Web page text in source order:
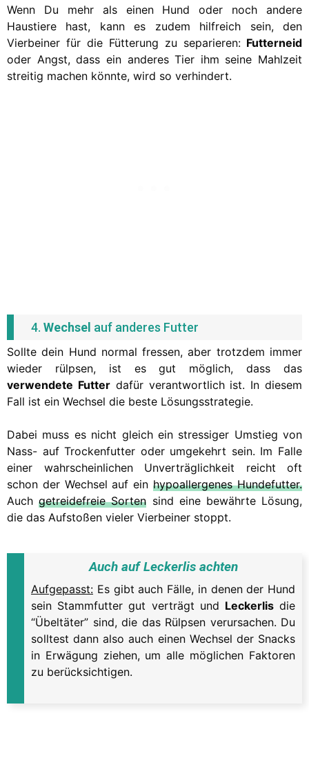
Wenn Du mehr als einen Hund oder noch andere
Haustiere hast, kann es zudem hilfreich sein, den
Vierbeiner für die Fütterung zu separieren: Futterneid
oder Angst, dass ein anderes Tier ihm seine Mahlzeit
streitig machen könnte, wird so verhindert.
4. Wechsel auf anderes Futter
Sollte dein Hund normal fressen, aber trotzdem immer
wieder rülpsen, ist es gut möglich, dass das
verwendete Futterdafür verantwortlich ist. In diesem
Fall ist ein Wechsel die beste Lösungsstrategie.
Dabei muss es nicht gleich ein stressiger Umstieg von
Nass- auf Trockenfutter oder umgekehrt sein. Im Falle
einer wahrscheinlichen Unverträglichkeit reicht oft
schon der Wechsel auf einhypoallergenes Hundefutter.
Auchgetreidefreie Sorten sind eine bewährte Lösung,
die das Aufstoßen vieler Vierbeiner stoppt.
Auch auf Leckerlis achten
Aufgepasst: Es gibt auch Fälle, in denen der Hund
sein Stammfutter gut verträgt und Leckerlisdie
“Übeltäter” sind, die das Rülpsen verursachen. Du
solltest dann also auch einen Wechsel der Snacks
in Erwägung ziehen, um alle möglichen Faktoren
zu berücksichtigen.